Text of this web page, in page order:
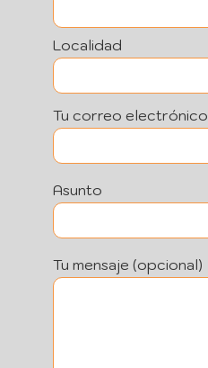
Localidad
Tu correo electrónico
Asunto
Tu mensaje (opcional)